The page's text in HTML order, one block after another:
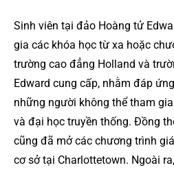
Sinh viên tại đảo Hoàng tử
gia các khóa học từ xa hoặc
trường cao đẳng Holland và
Edward cung cấp, nhằm đáp
những người không thể tham
và đại học truyền thống. Đồng
cũng đã mở các chương trình
cơ sở tại Charlottetown. Ngoài